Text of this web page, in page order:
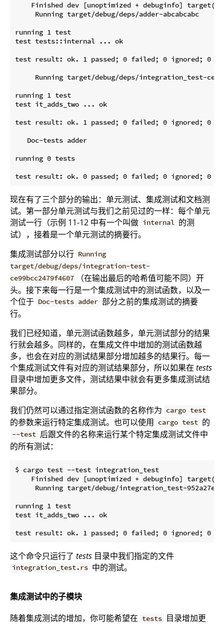
Finished dev [unoptimized + debuginfo]
     Running target/debug/deps/adder-abcabcabc
running 1 test
test tests::internal ... ok
test result: ok. 1 passed; 0 failed; 0 ignored; 0
Running target/debug/deps/integration_test-
running 1 test
test it_adds_two ... ok
test result: ok. 1 passed; 0 failed; 0 ignored; 0
   Doc-tests adder
running 0 tests
现在有了三个部分的输出：单元测试、集成测试和文档测
试。第一部分单元测试与我们之前见过的一样：每个单元
测试一行（示例 11-12 中有一个叫做 internal 的测
试），接着是一个单元测试的摘要行。
集成测试部分以行 Running
target/debug/deps/integration-test-
ce99bcc2479f4607
（在输出最后的哈希值可能不同）开
头。接下来每一行是一个集成测试中的测试函数，以及一
个位于 Doc-tests adder 部分之前的集成测试的摘要
行。
我们已经知道，单元测试函数越多，单元测试部分的结果
行就会越多。同样的，在集成文件中增加的测试函数越
多，也会在对应的测试结果部分增加越多的结果行。每一
个集成测试文件有对应的测试结果部分，所以如果在 tests
目录中增加更多文件，测试结果中就会有更多集成测试结
果部分。
我们仍然可以通过指定测试函数的名称作为 cargo test
的参数来运行特定集成测试。也可以使用 cargo test 的
--test 后跟文件的名称来运行某个特定集成测试文件中
的所有测试：
$ cargo test --test integration_test
Finished dev [unoptimized + debuginfo]
Running target/debug/integration_test-
running 1 test
test it_adds_two ... ok
这个命令只运行了 tests 目录中我们指定的文件
integration_test.rs 中的测试。
集成测试中的子模块
随着集成测试的增加，你可能希望在 tests 目录增加更